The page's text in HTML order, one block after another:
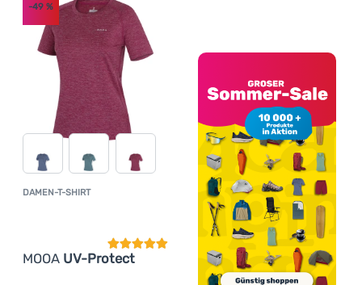
DAMEN-T-SHIRT
MOOA UV-Protect
Kundenbewertung
-49 %